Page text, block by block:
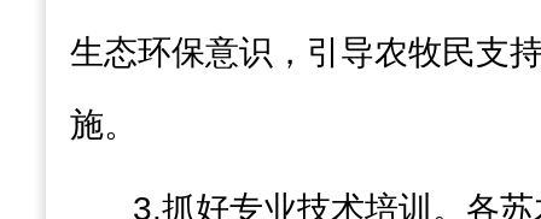
生态环保意识，引导农牧民支
施。
3.抓好专业技术培训 。各